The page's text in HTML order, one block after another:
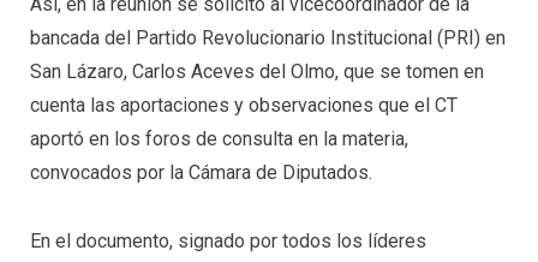
bancada del Partido Revolucionario Institucional (PRI) en
San Lázaro, Carlos Aceves del Olmo, que se tomen en
cuenta las aportaciones y observaciones que el CT
aportó en los foros de consulta en la materia,
convocados por la Cámara de Diputados.
En el documento, signado por todos los líderes